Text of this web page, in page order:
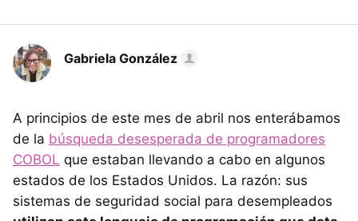
Gabriela González
A principios de este mes de abril nos enterábamos
de la búsqueda desesperada de programadores
COBOL que estaban llevando a cabo en algunos
estados de los Estados Unidos. La razón: sus
sistemas de seguridad social para desempleados